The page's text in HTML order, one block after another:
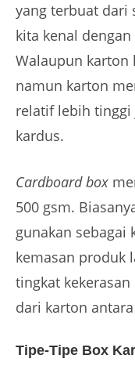
yang terbuat dari
kita kenal
Walaupun karton
namun karton
relatif lebih tinggi
kardus.
Cardboard box
500 gsm.
gunakan sebagai
kemasan produk
tingkat
dari karton
Tipe-Tipe Box